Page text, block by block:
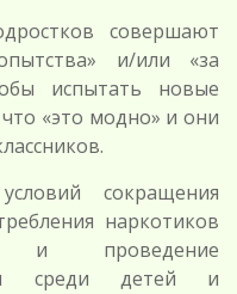
совершают
и/или «за
испытать новые
«это модно» и они
сокращения
наркотиков
и проведение
среди детей и